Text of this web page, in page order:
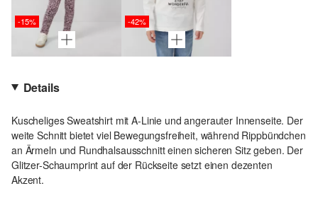
-15% -42%
Details
Kuscheliges Sweatshirt mit A-Linie und angerauter Innenseite. Der
weite Schnitt bietet viel Bewegungsfreiheit, während Rippbündchen
an Ärmeln und Rundhalsausschnitt einen sicheren Sitz geben. Der
Glitzer-Schaumprint auf der Rückseite setzt einen dezenten
Akzent.